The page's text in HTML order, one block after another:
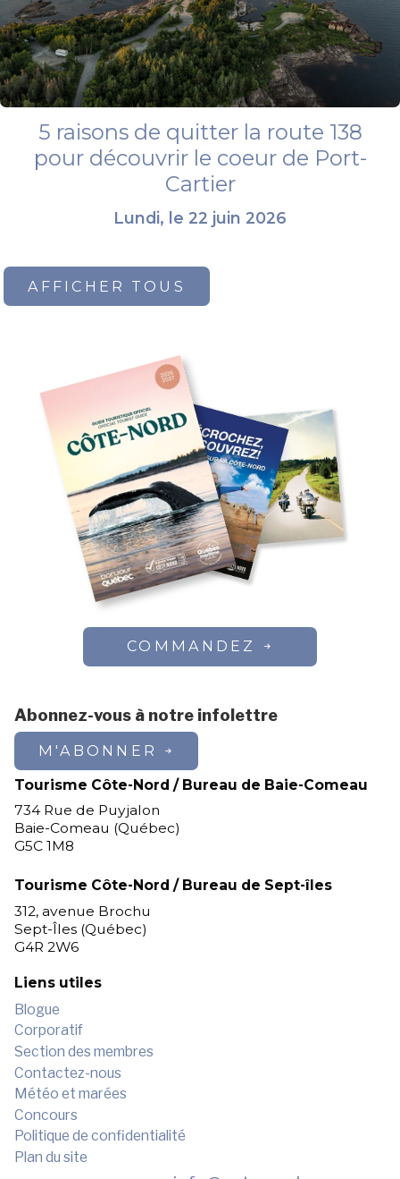
5 raisons de quitter la route 138
pour découvrir le coeur de Port-
Cartier
Lundi, le 22 juin 2026
AFFICHER TOUS
COMMANDEZ
Abonnez-vous à notre infolettre
M'ABONNER
Tourisme Côte-Nord / Bureau de Baie-Comeau
734 Rue de Puyjalon
Baie-Comeau (Québec)
G5C 1M8
Tourisme Côte-Nord / Bureau de Sept-îles
312, avenue Brochu
Sept-Îles (Québec)
G4R 2W6
Liens utiles
Blogue
Corporatif
Section des membres
Contactez-nous
Météo et marées
Concours
Politique de confidentialité
Plan du site